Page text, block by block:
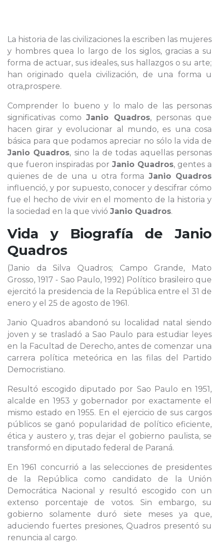
La historia de las civilizaciones la escriben las mujeres
y hombres quea lo largo de los siglos, gracias a su
forma de actuar, sus ideales, sus hallazgos o su arte;
han originado quela civilización, de una forma u
otra,prospere.
Comprender lo bueno y lo malo de las personas
significativas comoJanio Quadros, personas que
hacen girar y evolucionar al mundo, es una cosa
básica para que podamos apreciar no sólo la vida de
Janio Quadros, sino la de todas aquellas personas
que fueron inspiradas por Janio Quadros, gentes a
quienes de de una u otra forma Janio Quadros
influenció, y por supuesto, conocer y descifrar cómo
fue el hecho de vivir en el momento de la historia y
la sociedad en la que vivió Janio Quadros.
Vida y Biografía de Janio
Quadros
(Janio da Silva Quadros; Campo Grande, Mato
Grosso, 1917 - Sao Paulo, 1992) Político brasileiro que
ejercitó la presidencia de la República entre el 31 de
enero y el 25 de agosto de 1961.
Janio Quadros abandonó su localidad natal siendo
joven y se trasladó a Sao Paulo para estudiar leyes
en la Facultad de Derecho, antes de comenzar una
carrera política meteórica en las filas del Partido
Democristiano.
Resultó escogido diputado por Sao Paulo en 1951,
alcalde en 1953 y gobernador por exactamente el
mismo estado en 1955. En el ejercicio de sus cargos
públicos se ganó popularidad de político eficiente,
ética y austero y, tras dejar el gobierno paulista, se
transformó en diputado federal de Paraná.
En 1961 concurrió a las selecciones de presidentes
de la República como candidato de la Unión
Democrática Nacional y resultó escogido con un
extenso porcentaje de votos. Sin embargo, su
gobierno solamente duró siete meses ya que,
aduciendo fuertes presiones, Quadros presentó su
renuncia al cargo.